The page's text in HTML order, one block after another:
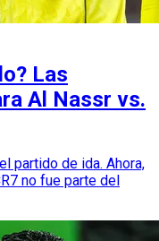
Las
Al Nassr vs.
partido de ida. Ahora,
no fue parte del